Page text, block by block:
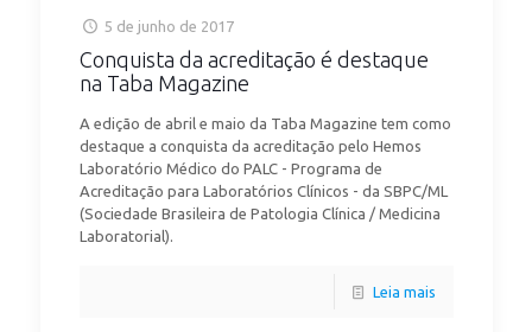
5 de junho de 2017
Conquista da acreditação é destaque
na Taba Magazine
A edição de abril e maio da Taba Magazine tem como
destaque a conquista da acreditação pelo Hemos
Laboratório Médico do PALC - Programa de
Acreditação para Laboratórios Clínicos - da SBPC/ML
(Sociedade Brasileira de Patologia Clínica / Medicina
Laboratorial).
Leia mais